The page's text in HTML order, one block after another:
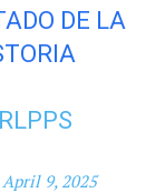
DE LA
April 9, 2025